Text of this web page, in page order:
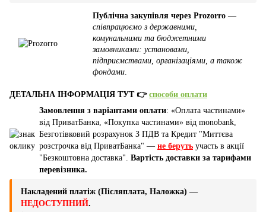
Публічна закупівля через Prozorro —
співпрацюємо з державними,
комунальними та бюджетними
замовниками: установами,
підприємствами, організаціями, а також
фондами
ДЕТАЛЬНА ІНФОРМАЦІЯ ТУТ 👉 способи оплати
Замовлення з варіантами оплати: «Оплата частинами»
від ПриватБанка, «Покупка частинами» від monobank,
Безготівковий розрахунок З ПДВ та Кредит "Миттєва
розстрочка від ПриватБанка" — не беруть участь в акції
"Безкоштовна доставка". Вартість доставки за тарифами
перевізника.
Накладений платіж (Післяплата, Наложка) —
НЕДОСТУПНИЙ.